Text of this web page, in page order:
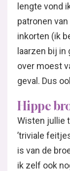
lengte vond
patronen
inkorten (ik
laarzen bij in
over moest
geval. Dus
Hippe
Wisten jullie
’triviale
is van de
ik zelf ook